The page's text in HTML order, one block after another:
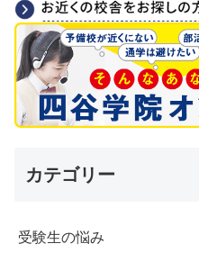
カテゴリー
受験生の悩み